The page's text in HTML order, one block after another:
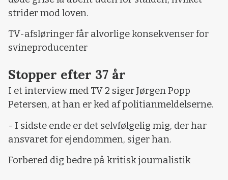
strider mod loven.
TV-afsløringer får alvorlige konsekvenser for
svineproducenter
Stopper efter 37 år
I et interview med TV 2 siger Jørgen Popp
Petersen, at han er ked af politianmeldelserne.
- I sidste ende er det selvfølgelig mig, der har
ansvaret for ejendommen, siger han.
Forbered dig bedre på kritisk journalistik